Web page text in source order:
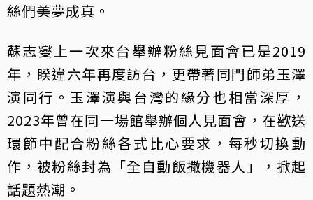
絲們美夢成真。
蘇志燮上一次來台舉辦粉絲見面會已是2019
年，睽違六年再度訪台，更帶著同門師弟玉澤
演同行。玉澤演與台灣的緣分也相當深厚，
2023年曾在同一場館舉辦個人見面會，在歡送
環節中配合粉絲各式比心要求，每秒切換動
作，被粉絲封為「全自動飯撒機器人」，掀起
話題熱潮。